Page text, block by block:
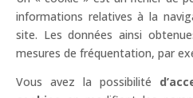
informations relatives à la
site. Les données ainsi
mesures de fréquentation, par
Vous avez la possibilité